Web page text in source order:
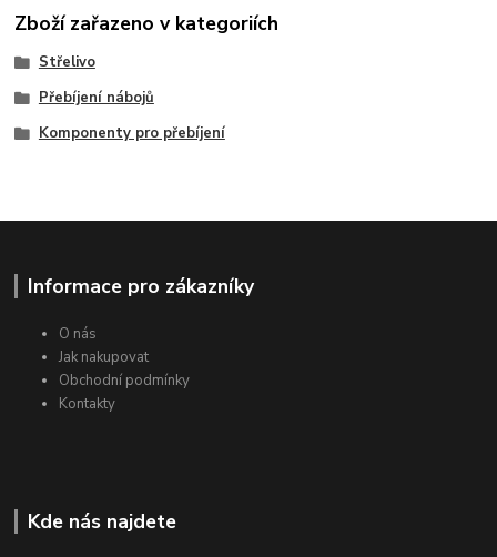
Zboží zařazeno v kategoriích
Střelivo
Přebíjení nábojů
Komponenty pro přebíjení
Informace pro zákazníky
O nás
Jak nakupovat
Obchodní podmínky
Kontakty
Kde nás najdete